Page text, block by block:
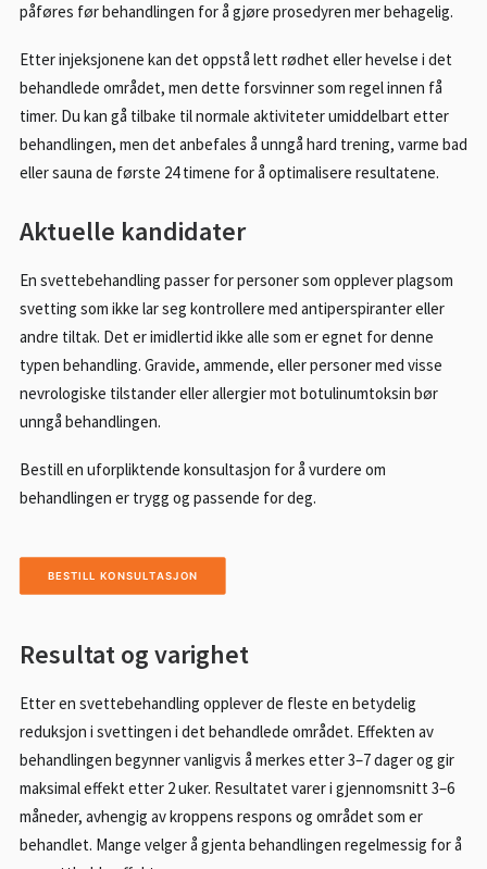
påføres før behandlingen for å gjøre prosedyren mer behagelig.
Etter injeksjonene kan det oppstå lett rødhet eller hevelse i det
behandlede området, men dette forsvinner som regel innen få
timer. Du kan gå tilbake til normale aktiviteter umiddelbart etter
behandlingen, men det anbefales å unngå hard trening, varme bad
eller sauna de første 24 timene for å optimalisere resultatene.
Aktuelle kandidater
En svettebehandling passer for personer som opplever plagsom
svetting som ikke lar seg kontrollere med antiperspiranter eller
andre tiltak. Det er imidlertid ikke alle som er egnet for denne
typen behandling. Gravide, ammende, eller personer med visse
nevrologiske tilstander eller allergier mot botulinumtoksin bør
unngå behandlingen.
Bestill en uforpliktende konsultasjon for å vurdere om
behandlingen er trygg og passende for deg.
BESTILL KONSULTASJON
Resultat og varighet
Etter en svettebehandling opplever de fleste en betydelig
reduksjon i svettingen i det behandlede området. Effekten av
behandlingen begynner vanligvis å merkes etter 3–7 dager og gir
maksimal effekt etter 2 uker. Resultatet varer i gjennomsnitt 3–6
måneder, avhengig av kroppens respons og området som er
behandlet. Mange velger å gjenta behandlingen regelmessig for å